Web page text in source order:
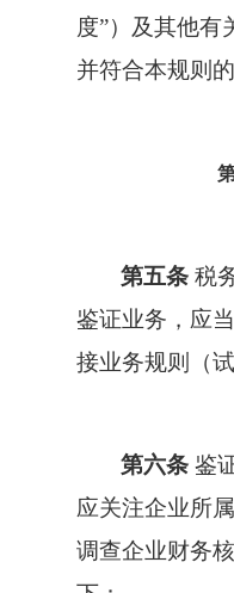
度”）及其他有
并符合本规则的
第五条 税
鉴证业务，应
接业务规则（
第六条 鉴
应关注企业所
调查企业财务